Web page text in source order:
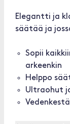
Elegantti ja
säätää ja
Sopii
arkeenkin
Helppo
Ultraohut